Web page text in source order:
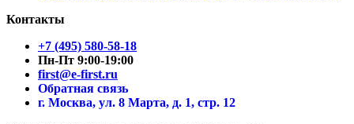
Контакты
+7 (495) 580-58-18
Пн-Пт 9:00-19:00
first@e-first.ru
Обратная связь
г. Москва, ул. 8 Марта, д. 1, стр. 12